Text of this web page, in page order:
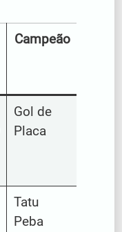
Campeão
Gol de
Placa
Tatu
Peba